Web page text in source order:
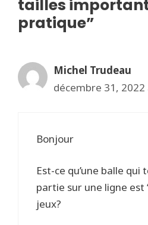
tailles
pratique”
Michel Trudeau
décembre 31, 2022
Bonjour
Est-ce qu’une balle qui
partie sur une ligne est
jeux?